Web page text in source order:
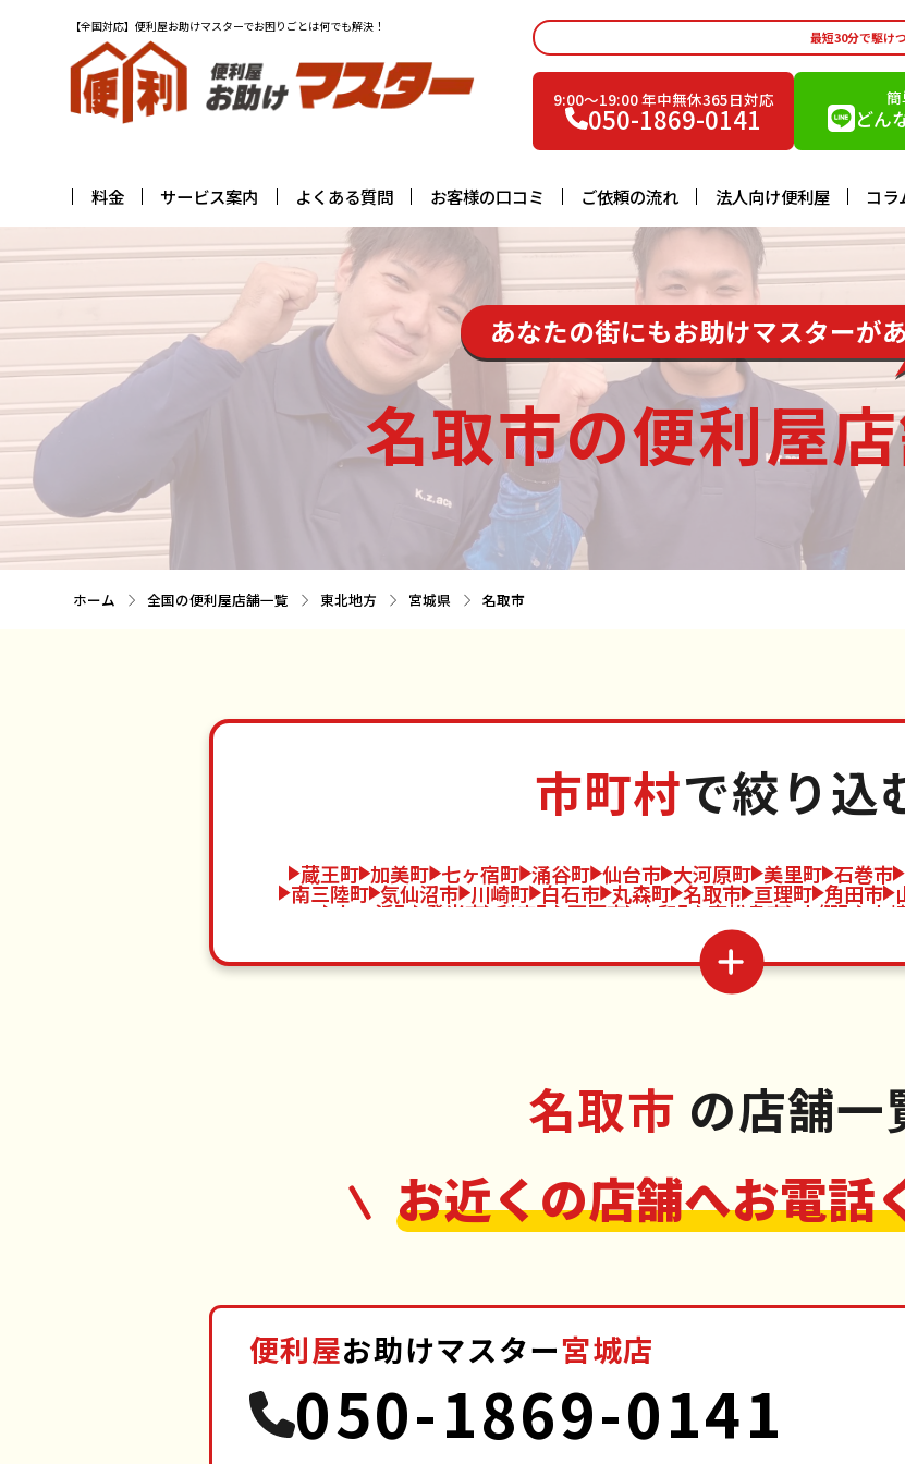
【全国対応】便利屋お助けマスターでお困りごとは何でも解決！
最短30分で駆け
9:00〜19:00 年中無休365日対応
050-1869-0141
簡
どん
料金 サービス案内 よくある質問 お客様の口コミ ご依頼の流れ 法人向け便利屋 コラ
あなたの街にもお助けマスターが
名取市の便利屋
ホーム 全国の便利屋店舗一覧 東北地方 宮城県 名取市
市町村で絞り込
蔵王町 加美町 七ヶ宿町 涌谷町 仙台市 大河原町 美里町 石巻市
南三陸町 気仙沼市 川崎町 白石市 丸森町 名取市 亘理町 角田市
七ヶ浜町 登米市 利府町 栗原市 大和町 東松島市 大郷町 大
名取市 の店舗一
お近くの店舗へお電話
便利屋お助けマスター宮城店
050-1869-0141